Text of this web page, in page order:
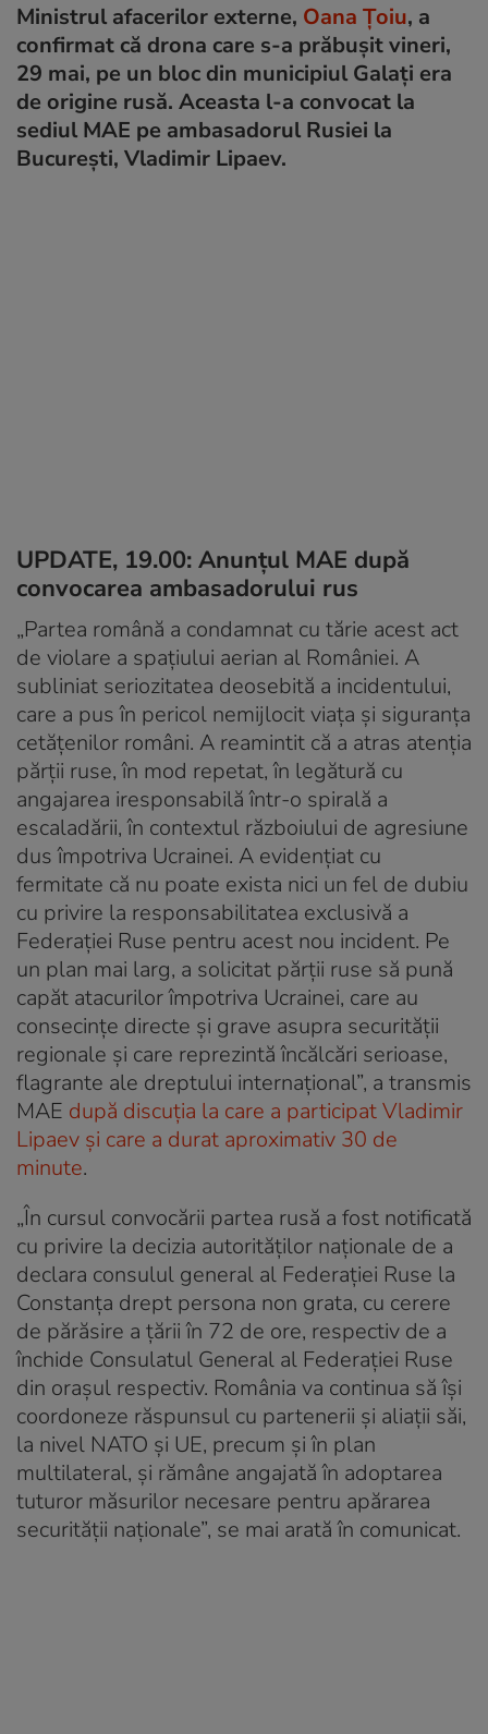
Ministrul afacerilor externe, Oana Țoiu, a
confirmat că drona care s-a prăbușit vineri,
29 mai, pe un bloc din municipiul Galați era
de origine rusă. Aceasta l-a convocat la
sediul MAE pe ambasadorul Rusiei la
București, Vladimir Lipaev.
UPDATE, 19.00: Anunțul MAE după
convocarea ambasadorului rus
„Partea română a condamnat cu tărie acest act
de violare a spațiului aerian al României. A
subliniat seriozitatea deosebită a incidentului,
care a pus în pericol nemijlocit viața și siguranța
cetățenilor români. A reamintit că a atras atenția
părții ruse, în mod repetat, în legătură cu
angajarea iresponsabilă într-o spirală a
escaladării, în contextul războiului de agresiune
dus împotriva Ucrainei. A evidențiat cu
fermitate că nu poate exista nici un fel de dubiu
cu privire la responsabilitatea exclusivă a
Federației Ruse pentru acest nou incident. Pe
un plan mai larg, a solicitat părții ruse să pună
capăt atacurilor împotriva Ucrainei, care au
consecințe directe și grave asupra securității
regionale și care reprezintă încălcări serioase,
flagrante ale dreptului internațional”, a transmis
MAE după discuția la care a participat Vladimir
Lipaev și care a durat aproximativ 30 de
minute.
„În cursul convocării partea rusă a fost notificată
cu privire la decizia autorităților naționale de a
declara consulul general al Federației Ruse la
Constanța drept persona non grata, cu cerere
de părăsire a țării în 72 de ore, respectiv de a
închide Consulatul General al Federației Ruse
din orașul respectiv. România va continua să își
coordoneze răspunsul cu partenerii și aliații săi,
la nivel NATO și UE, precum și în plan
multilateral, și rămâne angajată în adoptarea
tuturor măsurilor necesare pentru apărarea
securității naționale”, se mai arată în comunicat.